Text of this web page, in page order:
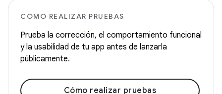
CÓMO REALIZAR PRUEBAS
Prueba la corrección, el comportamiento funcional
y la usabilidad de tu app antes de lanzarla
públicamente.
Cómo realizar pruebas